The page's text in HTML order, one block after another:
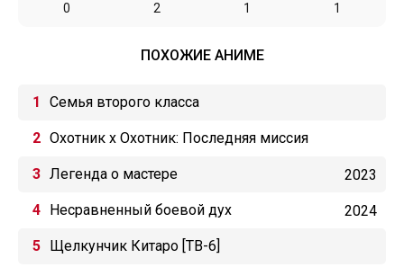
0 2 1 1
ПОХОЖИЕ АНИМЕ
Семья второго класса
Охотник х Охотник: Последняя миссия
Легенда о мастере 2023
Несравненный боевой дух 2024
Щелкунчик Китаро [ТВ-6]